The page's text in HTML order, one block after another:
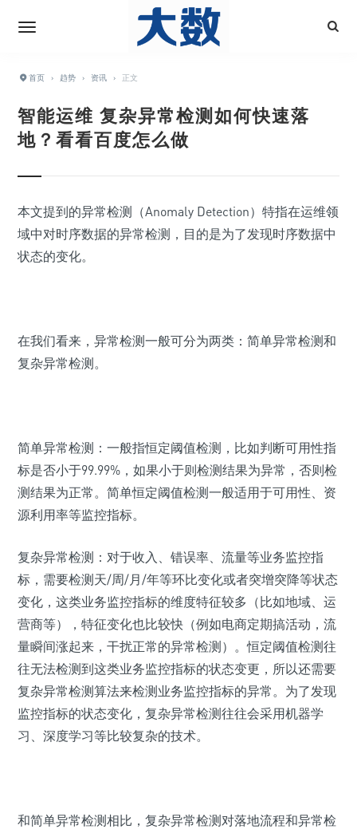
首页 › 趋势 › 资讯 › 正文
智能运维 复杂异常检测如何快速落
地？看看百度怎么做
本文提到的异常检测（Anomaly Detection）特指在运维领
域中对时序数据的异常检测，目的是为了发现时序数据中
状态的变化。
在我们看来，异常检测一般可分为两类：简单异常检测和
复杂异常检测。
简单异常检测：一般指恒定阈值检测，比如判断可用性指
标是否小于99.99%，如果小于则检测结果为异常，否则检
测结果为正常。简单恒定阈值检测一般适用于可用性、资
源利用率等监控指标。
复杂异常检测：对于收入、错误率、流量等业务监控指
标，需要检测天/周/月/年等环比变化或者突增突降等状态
变化，这类业务监控指标的维度特征较多（比如地域、运
营商等），特征变化也比较快（例如电商定期搞活动，流
量瞬间涨起来，干扰正常的异常检测）。恒定阈值检测往
往无法检测到这类业务监控指标的状态变更，所以还需要
复杂异常检测算法来检测业务监控指标的异常。为了发现
监控指标的状态变化，复杂异常检测往往会采用机器学
习、深度学习等比较复杂的技术。
和简单异常检测相比，复杂异常检测对落地流程和异常检